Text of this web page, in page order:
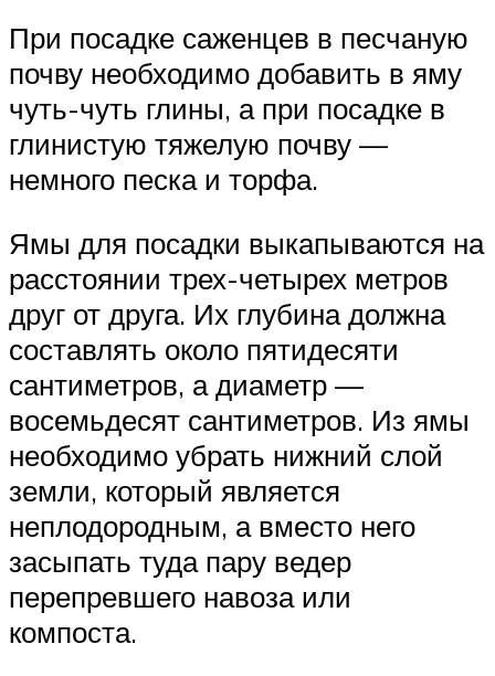
При посадке саженцев в песчаную
почву необходимо добавить в яму
чуть-чуть глины, а при посадке в
глинистую тяжелую почву —
немного песка и торфа.
Ямы для посадки выкапываются на
расстоянии трех-четырех метров
друг от друга. Их глубина должна
составлять около пятидесяти
сантиметров, а диаметр —
восемьдесят сантиметров. Из ямы
необходимо убрать нижний слой
земли, который является
неплодородным, а вместо него
засыпать туда пару ведер
перепревшего навоза или
компоста.